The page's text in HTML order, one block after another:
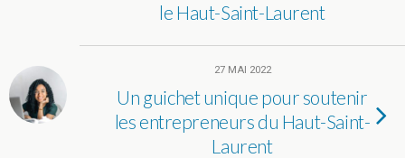
le Haut-Saint-Laurent
27 MAI 2022
Un guichet unique pour soutenir
les entrepreneurs du Haut-Saint-
Laurent